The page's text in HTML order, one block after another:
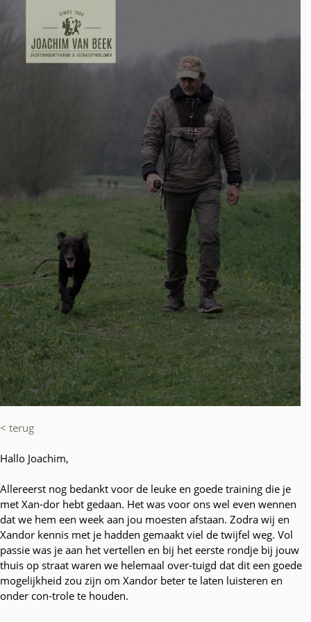
< terug
Hallo Joachim,
Allereerst nog bedankt voor de leuke en goede training die je
met Xan-dor hebt gedaan. Het was voor ons wel even wennen
dat we hem een week aan jou moesten afstaan. Zodra wij en
Xandor kennis met je hadden gemaakt viel de twijfel weg. Vol
passie was je aan het vertellen en bij het eerste rondje bij jouw
thuis op straat waren we helemaal over-tuigd dat dit een goede
mogelijkheid zou zijn om Xandor beter te laten luisteren en
onder con-trole te houden.